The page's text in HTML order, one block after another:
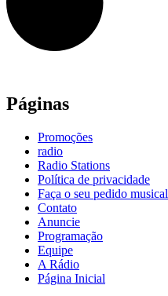
Páginas
Promoções
radio
Radio Stations
Política de privacidade
Faça o seu pedido musical
Contato
Anuncie
Programação
Equipe
A Rádio
Página Inicial